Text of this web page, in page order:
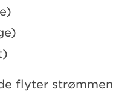
flyter strømmen